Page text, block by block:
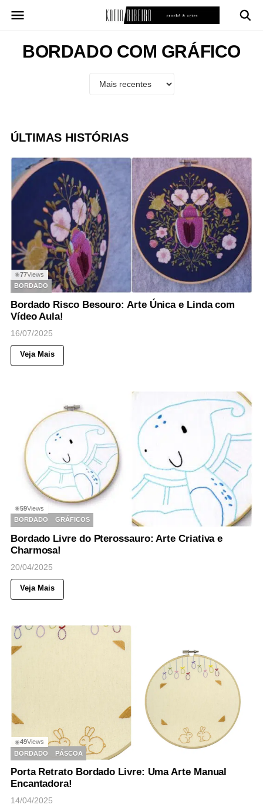
para
conteúdoBORDADO COM GRÁFICO
ÚLTIMAS HISTÓRIAS
◉77Views
BORDADO
Bordado Risco Besouro: Arte Única e Linda com
Vídeo Aula!
16/07/2025
Veja Mais
◉59Views
BORDADO
GRÁFICOS
Bordado Livre do Pterossauro: Arte Criativa e
Charmosa!
20/04/2025
Veja Mais
◉49Views
BORDADO
PÁSCOA
Porta Retrato Bordado Livre: Uma Arte Manual
Encantadora!
14/04/2025